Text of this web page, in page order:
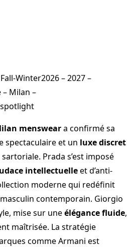
Winter2026 – 2027 –
Milan –
mensweara confirmé sa
spectaculaire et un luxe discret
Prada s’est imposé
intellectuelleet d’anti-
moderne qui redéfinit
contemporain. Giorgio
mise sur uneélégance fluide,
maîtrisée. La stratégie
comme Armani est